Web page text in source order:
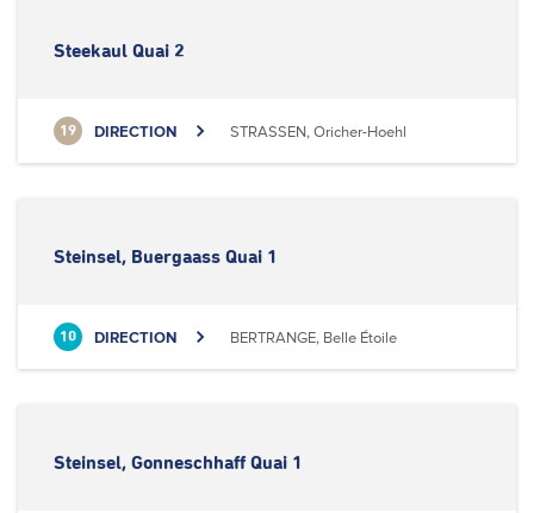
Steekaul Quai 2
19 DIRECTION STRASSEN, Oricher-Hoehl
Steinsel, Buergaass Quai 1
10 DIRECTION BERTRANGE, Belle Étoile
Steinsel, Gonneschhaff Quai 1